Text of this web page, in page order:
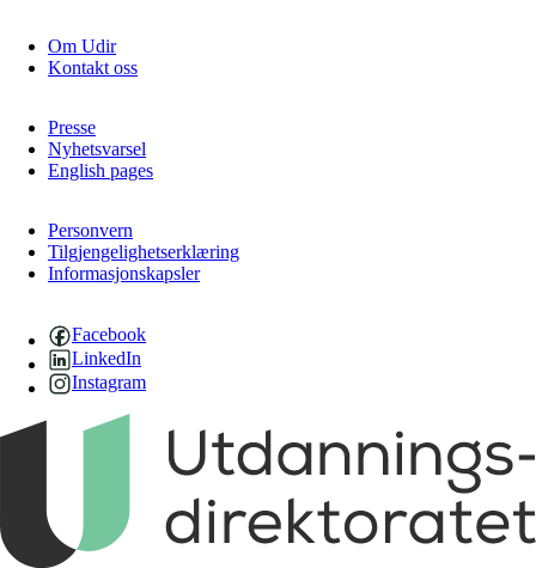
Om Udir
Kontakt oss
Presse
Nyhetsvarsel
English pages
Personvern
Tilgjengelighetserklæring
Informasjonskapsler
Facebook
LinkedIn
Instagram